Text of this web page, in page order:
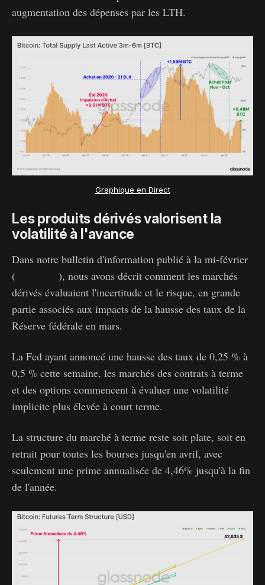
augmentation des dépenses par les LTH.
Graphique en Direct
Les produits dérivés valorisent la
volatilité à l'avance
Dans notre bulletin d'information publié à la mi-février
(
), nous avons décrit comment les marchés
dérivés évaluaient l'incertitude et le risque, en grande
partie associés aux impacts de la hausse des taux de la
Réserve fédérale en mars.
La Fed ayant annoncé une hausse des taux de 0,25 % à
0,5 % cette semaine, les marchés des contrats à terme
et des options commencent à évaluer une volatilité
implicite plus élevée à court terme.
La structure du marché à terme reste soit plate, soit en
retrait pour toutes les bourses jusqu'en avril, avec
seulement une prime annualisée de 4,46% jusqu'à la fin
de l'année.